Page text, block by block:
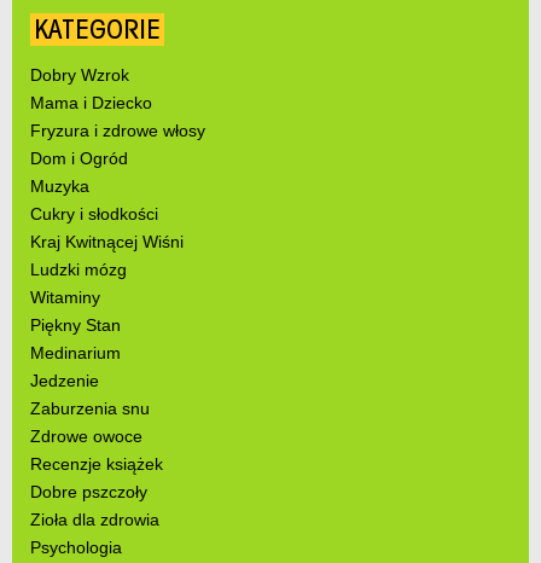
KATEGORIE
Dobry Wzrok
Mama i Dziecko
Fryzura i zdrowe włosy
Dom i Ogród
Muzyka
Cukry i słodkości
Kraj Kwitnącej Wiśni
Ludzki mózg
Witaminy
Piękny Stan
Medinarium
Jedzenie
Zaburzenia snu
Zdrowe owoce
Recenzje książek
Dobre pszczoły
Zioła dla zdrowia
Psychologia